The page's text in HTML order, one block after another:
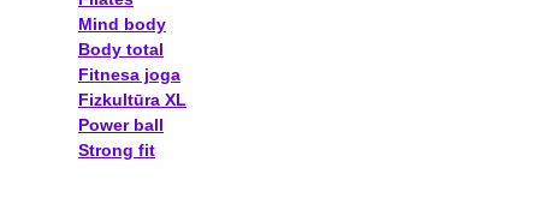
Mind body
Body total
Fitnesa joga
Fizkultūra XL
Power ball
Strong fit